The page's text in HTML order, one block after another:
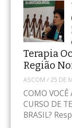
Terapia
Região
ASCOM / 25 DE
COMO VOCÊ
CURSO DE
BRASIL?